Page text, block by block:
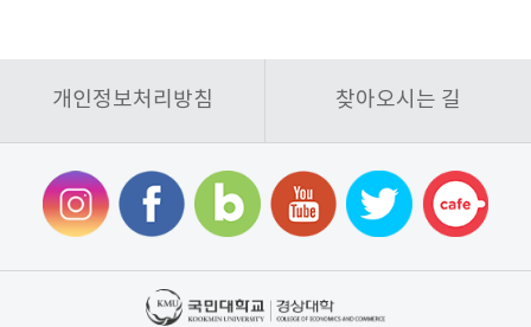
개인정보처리방침 찾아오시는 길